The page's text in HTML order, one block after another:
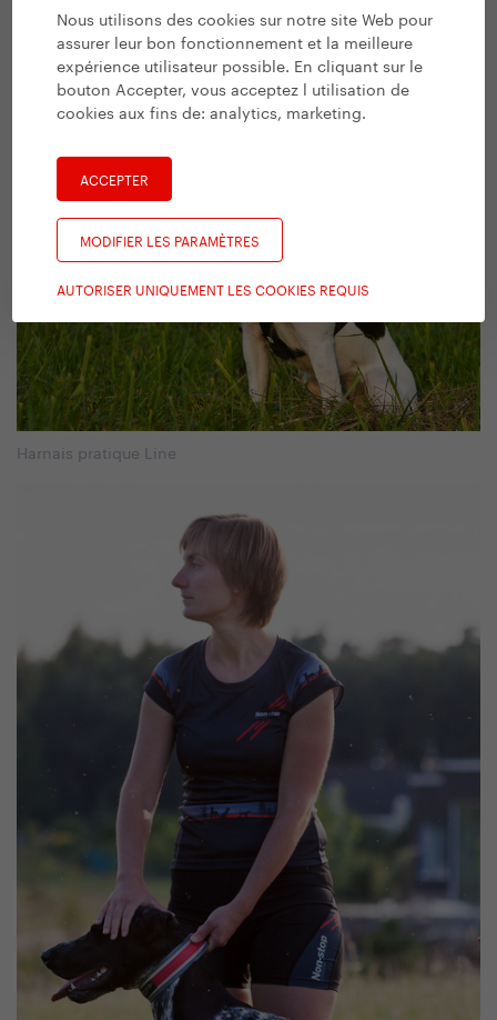
Nous utilisons des cookies sur notre site Web pour
assurer leur bon fonctionnement et la meilleure
expérience utilisateur possible. En cliquant sur le
bouton Accepter, vous acceptez l utilisation de
cookies aux fins de:analytics, marketing.
ACCEPTER
MODIFIER LES PARAMÈTRES
AUTORISER UNIQUEMENT LES COOKIES REQUIS
partagent cette passion ou de participer à des entrainements
collectifs où on vous aidera à éviter les erreurs basiques. Vous
trouverez la liste des entrainements collectifs et d’autres
conseils utiles sur le site spécialisé :www.behejsepsem.cz
Harnais pratique Line